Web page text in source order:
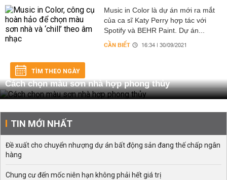
Music in Color là dự án mới ra mắt
của ca sĩ Katy Perry hợp tác với
Spotify và BEHR Paint. Dự án...
CẦN BIẾT 16:34 | 30/09/2021
TÌM THEO NGÀY
Cách chọn màu sơn nhà hợp phong thủy
TIN MỚI NHẤT
Đề xuất cho chuyển nhượng dự án bất động sản đang thế chấp ngân
hàng
Chung cư đến mốc niên hạn không phải hết giá trị